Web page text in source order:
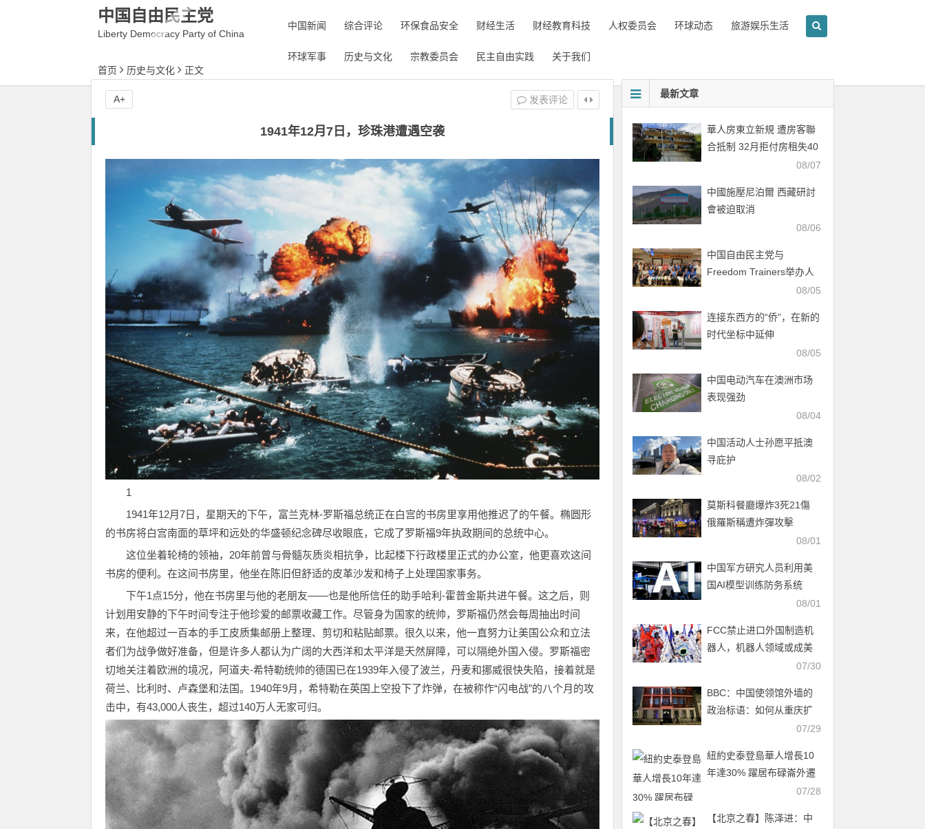
中国自由民主党
Liberty Democracy Party of China
中国新闻 综合评论 环保食品安全 财经生活 财经教育科技 人权委员会 环球动态 旅游娱乐生活
环球军事 历史与文化 宗教委员会 民主自由实践
关于我们
首页
历史与文化 正文
1941年12月7日，珍珠港遭遇空袭
1
1941年12月7日，星期天的下午，富兰克林-罗斯福总统正在白宫的书房里享用他推迟了的午餐。椭圆形
的书房将白宫南面的草坪和远处的华盛顿纪念碑尽收眼底，它成了罗斯福9年执政期间的总统中心。
这位坐着轮椅的领袖，20年前曾与骨髓灰质炎相抗争，比起楼下行政楼里正式的办公室，他更喜欢这间
书房的便利。在这间书房里，他坐在陈旧但舒适的皮革沙发和椅子上处理国家事务。
下午1点15分，他在书房里与他的老朋友——也是他所信任的助手哈利-霍普金斯共进午餐。这之后，则
计划用安静的下午时间专注于他珍爱的邮票收藏工作。尽管身为国家的统帅，罗斯福仍然会每周抽出时间
来，在他超过一百本的手工皮质集邮册上整理、剪切和粘贴邮票。很久以来，他一直努力让美国公众和立法
者们为战争做好准备，但是许多人都认为广阔的大西洋和太平洋是天然屏障，可以隔绝外国入侵。罗斯福密
切地关注着欧洲的境况，阿道夫-希特勒统帅的德国已在1939年入侵了波兰，丹麦和挪威很快失陷，接着就是
荷兰、比利时、卢森堡和法国。1940年9月，希特勒在英国上空投下了炸弹，在被称作“闪电战”的八个月的攻
击中，有43,000人丧生，超过140万人无家可归。
发表评论
A+ 最新文章
華人房東立新規 遭房客聯
合抵制 32月拒付房租失40
08/07
中國施壓尼泊爾 西藏研討
會被迫取消
08/06
中国自由民主党与
Freedom Trainers举办人
08/05
连接东西方的“侨”，在新的
时代坐标中延伸
08/05
中国电动汽车在澳洲市场
表现强劲
08/04
中国活动人士孙愿平抵澳
寻庇护
08/02
莫斯科餐廳爆炸3死21傷
俄羅斯稱遭炸彈攻擊
08/01
中国军方研究人员利用美
国AI模型训练防务系统
08/01
FCC禁止进口外国制造机
器人，机器人领域或成美
07/30
BBC：中国使领馆外墙的
政治标语：如何从重庆扩
07/29
紐約史泰登島華人增長10
年達30% 躍居布碌崙外遷
07/28
【北京之春】陈泽进：中